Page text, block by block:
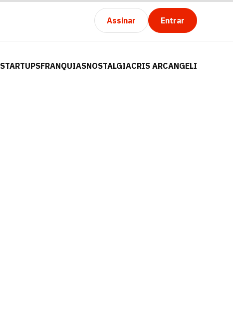
Assinar Entrar
STARTUPSFRANQUIASNOSTALGIACRIS ARCANGELI